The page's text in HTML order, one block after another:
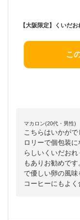
【大阪限定】くいだ
こ
マカロン(20代・男性)
こちらはいかが
ロリーで個包装
らしいくいだお
もありお勧めで
で優しい卵の風
コーヒーにもよく